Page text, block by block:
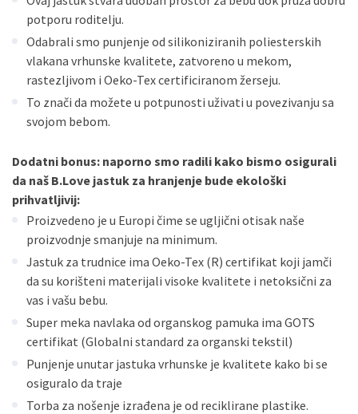
potporu roditelju.
Odabrali smo punjenje od silikoniziranih poliesterskih
vlakana vrhunske kvalitete, zatvoreno u mekom,
rastezljivom i Oeko-Tex certificiranom žerseju.
To znači da možete u potpunosti uživati ​​u povezivanju sa
svojom bebom.
Dodatni bonus: naporno smo radili kako bismo osigurali
da naš B.Love jastuk za hranjenje bude ekološki
prihvatljivij:
Proizvedeno je u Europi čime se ugljični otisak naše
proizvodnje smanjuje na minimum.
Jastuk za trudnice ima Oeko-Tex (R) certifikat koji jamči
da su korišteni materijali visoke kvalitete i netoksični za
vas i vašu bebu.
Super meka navlaka od organskog pamuka ima GOTS
certifikat (Globalni standard za organski tekstil)
Punjenje unutar jastuka vrhunske je kvalitete kako bi se
osiguralo da traje
Torba za nošenje izrađena je od reciklirane plastike.